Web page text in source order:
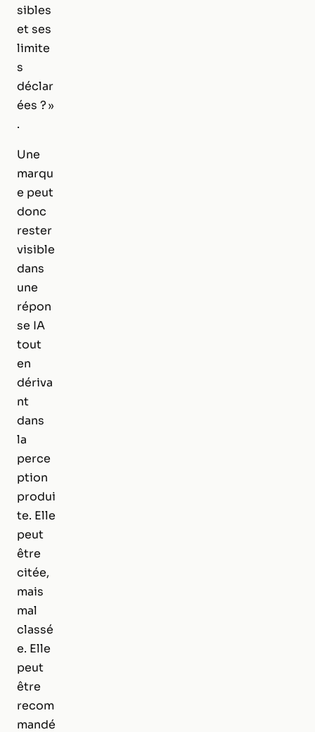
sibles
et ses
limite
s
déclar
ées ? »
.
Une
marqu
e peut
donc
rester
visible
dans
une
répon
se IA
tout
en
dériva
nt
dans
la
perce
ption
produi
te. Elle
peut
être
citée,
mais
mal
classé
e. Elle
peut
être
recom
mandé